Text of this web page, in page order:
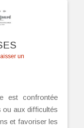
Mignard
un
est confrontée
ou aux difficultés
et favoriser les